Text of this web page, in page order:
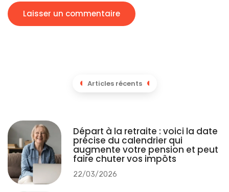
Articles récents
Départ à la retraite : voici la date
précise du calendrier qui
augmente votre pension et peut
faire chuter vos impôts
22/03/2026